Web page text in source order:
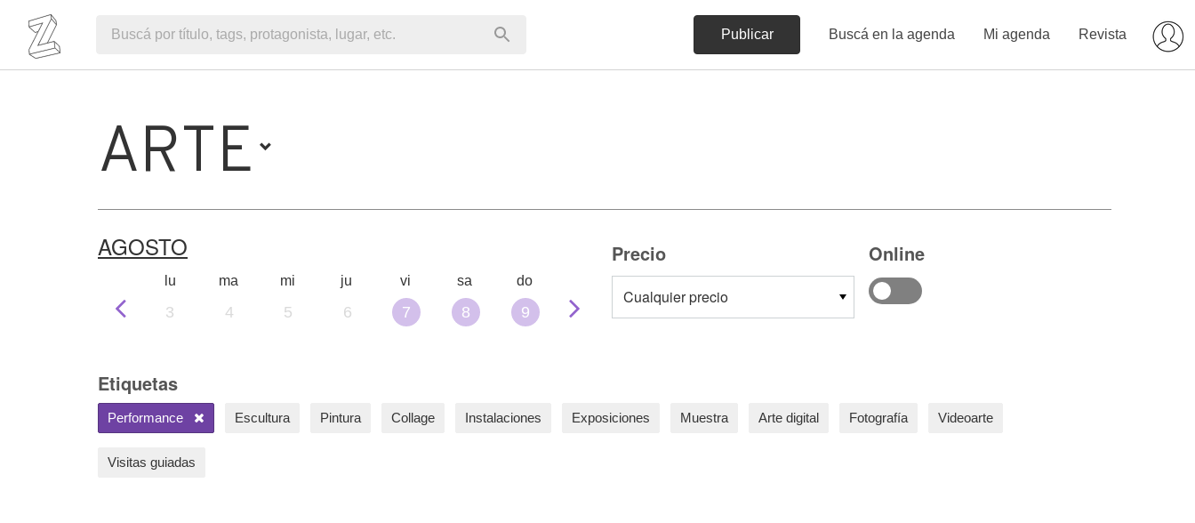
Publicar Buscá en la agenda Mi agenda Revista
ARTE
AGOSTO
lu ma mi ju vi sa do
3 4 5 6 7 8 9 10
Precio Online
Etiquetas
Performance Escultura Pintura Collage Instalaciones Exposiciones Muestra Arte digital Fotografía Videoarte
Visitas guiadas